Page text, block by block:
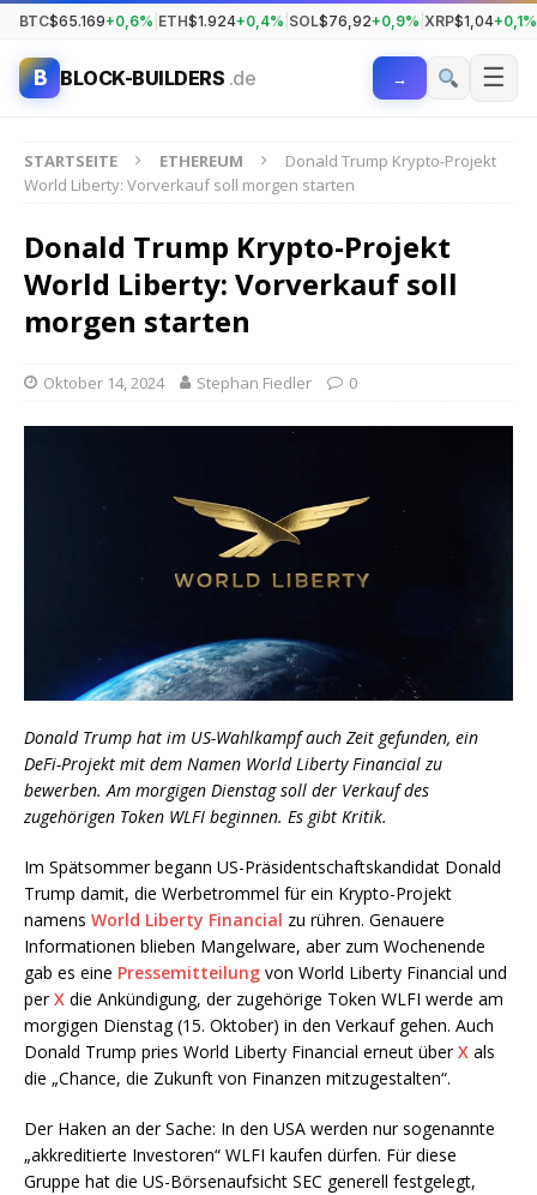
BTC$65.169+0,6% ETH$1.924+0,4% SOL$76,92+0,9% XRP$1,04+0,1%
B BLOCK-BUILDERS .de → ☰
STARTSEITE ETHEREUM
Donald Trump Krypto-Projekt
World Liberty: Vorverkauf soll morgen starten
Donald Trump Krypto-Projekt
World Liberty: Vorverkauf soll
morgen starten
Oktober 14, 2024 Stephan Fiedler 0
Donald Trump hat im US-Wahlkampf auch Zeit gefunden, ein
DeFi-Projekt mit dem Namen World Liberty Financial zu
bewerben. Am morgigen Dienstag soll der Verkauf des
zugehörigen Token WLFI beginnen. Es gibt Kritik.
Im Spätsommer begann US-Präsidentschaftskandidat Donald
Trump damit, die Werbetrommel für ein Krypto-Projekt
namens World Liberty Financial zu rühren. Genauere
Informationen blieben Mangelware, aber zum Wochenende
gab es eine Pressemitteilung von World Liberty Financial und
perX die Ankündigung, der zugehörige Token WLFI werde am
morgigen Dienstag (15. Oktober) in den Verkauf gehen. Auch
Donald Trump pries World Liberty Financial erneut überX als
die „Chance, die Zukunft von Finanzen mitzugestalten“.
Der Haken an der Sache: In den USA werden nur sogenannte
„akkreditierte Investoren“ WLFI kaufen dürfen. Für diese
Gruppe hat die US-Börsenaufsicht SEC generell festgelegt,